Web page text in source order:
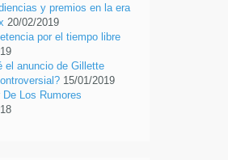
y premios en la era
20/02/2019
por el tiempo libre
el anuncio de Gillette
15/01/2019
De Los Rumores